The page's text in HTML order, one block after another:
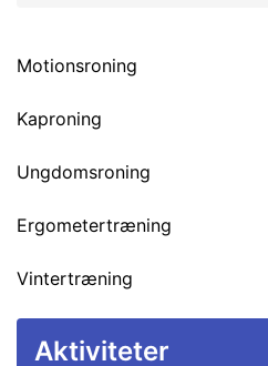
Motionsroning
Kaproning
Ungdomsroning
Ergometertræning
Vintertræning
Aktiviteter